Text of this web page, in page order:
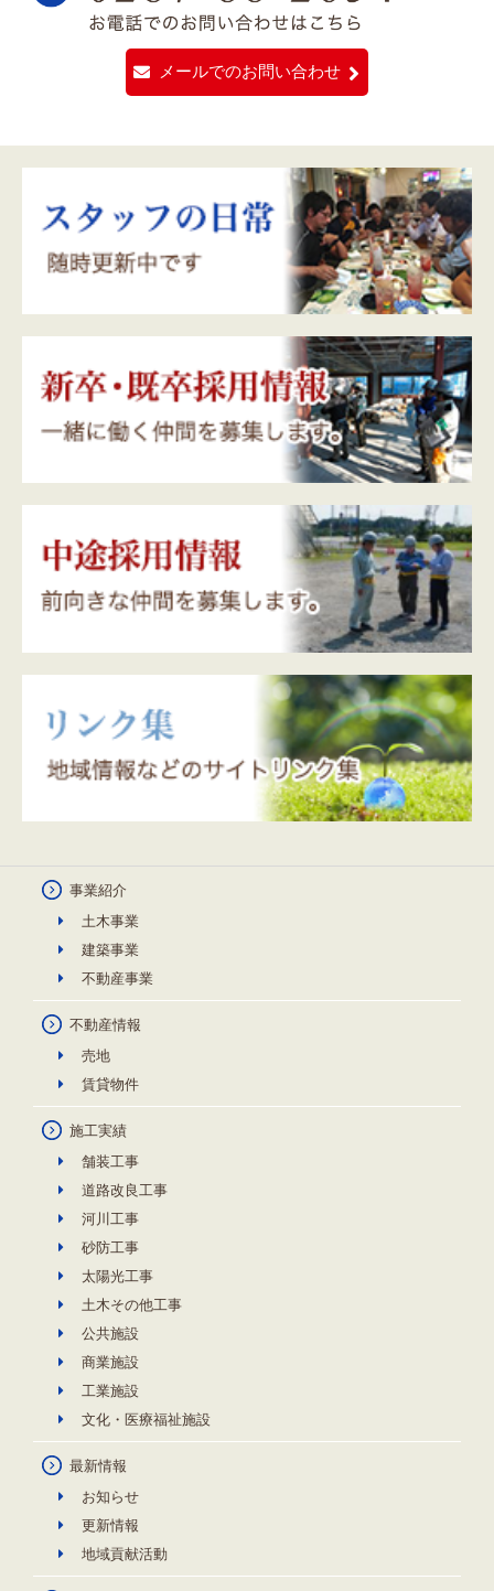
メールでのお問い合わせ
事業紹介
土木事業
建築事業
不動産事業
不動産情報
売地
賃貸物件
施工実績
舗装工事
道路改良工事
河川工事
砂防工事
太陽光工事
土木その他工事
公共施設
商業施設
工業施設
文化・医療福祉施設
最新情報
お知らせ
更新情報
地域貢献活動